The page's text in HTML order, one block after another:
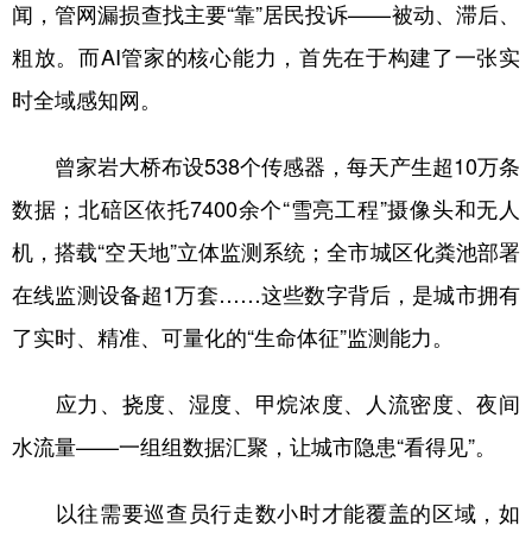
闻，管网漏损查找主要“靠”居民投诉——被动、滞后、
粗放。而AI管家的核心能力，首先在于构建了一张实
时全域感知网。
曾家岩大桥布设538个传感器，每天产生超10万条
数据；北碚区依托7400余个“雪亮工程”摄像头和无人
机，搭载“空天地”立体监测系统；全市城区化粪池部署
在线监测设备超1万套……这些数字背后，是城市拥有
了实时、精准、可量化的“生命体征”监测能力。
应力、挠度、湿度、甲烷浓度、人流密度、夜间
水流量——一组组数据汇聚，让城市隐患“看得见”。
以往需要巡查员行走数小时才能覆盖的区域，如